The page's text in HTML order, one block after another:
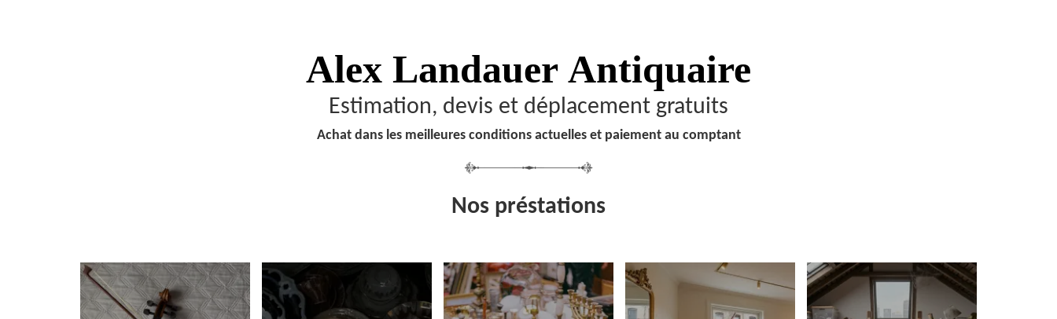
Alex Landauer Antiquaire
Estimation, devis et déplacement gratuits
Achat dans les meilleures conditions actuelles et paiement au comptant
Nos préstations